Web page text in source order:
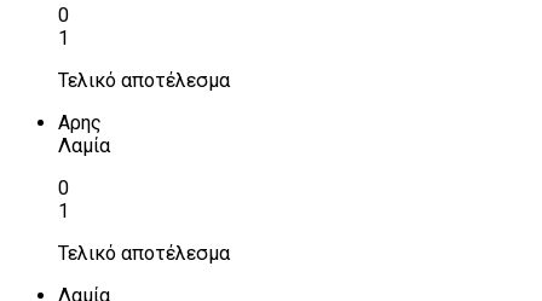
0
1
Τελικό αποτέλεσμα
Αρης
Λαμία
0
1
Τελικό αποτέλεσμα
Λαμία